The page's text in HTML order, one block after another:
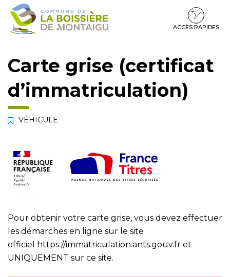
Gestion des traceurs
Aller
Aller
contenu
Aller
pied
ACCÈS RAPIDES
Carte grise (certificat
d’immatriculation)
VÉHICULE
Pour obtenir votre carte grise, vous devez effectuer
les démarches en ligne sur le site
officiel
https://immatriculation.ants.gouv.fr et
UNIQUEMENT sur ce site.